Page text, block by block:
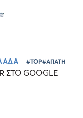
#TOP#ΑΠΑΤΗ
ΣΤΟ GOOGLE